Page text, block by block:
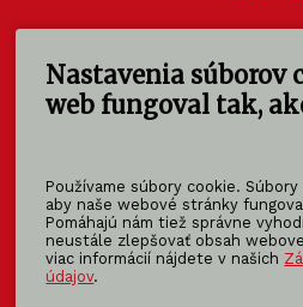
Nastavenia súborov
web fungoval tak,
Používame súbory cookie.
aby naše webové stránky
Pomáhajú nám tiež správne
neustále zlepšovať obsah
viac informácií nájdete v našich
údajov.
+ 421 37
KOMA
KOMA
KOMA